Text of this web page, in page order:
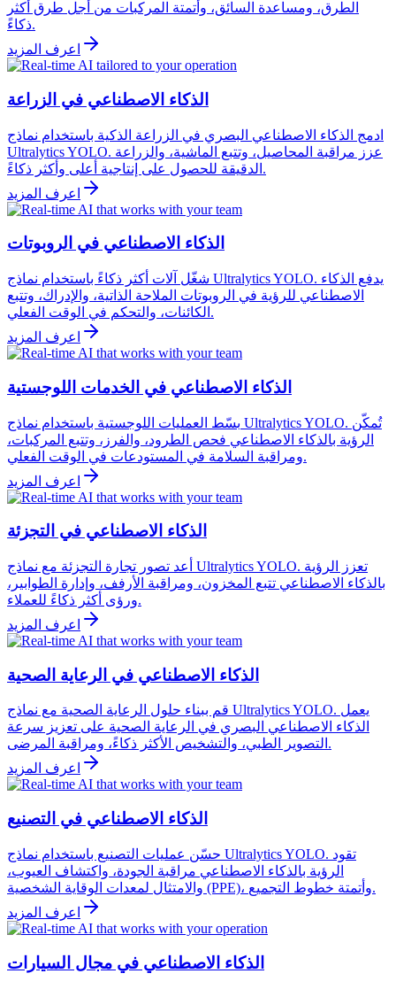
الطرق، ومساعدة السائق، وأتمتة المركبات من أجل طرق أكثر
ذكاءً.
اعرف المزيد
الذكاء الاصطناعي في الزراعة
ادمج الذكاء الاصطناعي البصري في الزراعة الذكية باستخدام نماذج
Ultralytics YOLO. عزز مراقبة المحاصيل، وتتبع الماشية، والزراعة
الدقيقة للحصول على إنتاجية أعلى وأكثر ذكاءً.
اعرف المزيد
الذكاء الاصطناعي في الروبوتات
شغّل آلات أكثر ذكاءً باستخدام نماذج Ultralytics YOLO. يدفع الذكاء
الاصطناعي للرؤية في الروبوتات الملاحة الذاتية، والإدراك، وتتبع
الكائنات، والتحكم في الوقت الفعلي.
اعرف المزيد
الذكاء الاصطناعي في الخدمات اللوجستية
بسّط العمليات اللوجستية باستخدام نماذج Ultralytics YOLO. تُمكّن
الرؤية بالذكاء الاصطناعي فحص الطرود، والفرز، وتتبع المركبات،
ومراقبة السلامة في المستودعات في الوقت الفعلي.
اعرف المزيد
الذكاء الاصطناعي في التجزئة
أعد تصور تجارة التجزئة مع نماذج Ultralytics YOLO. تعزز الرؤية
بالذكاء الاصطناعي تتبع المخزون، ومراقبة الأرفف، وإدارة الطوابير،
ورؤى أكثر ذكاءً للعملاء.
اعرف المزيد
الذكاء الاصطناعي في الرعاية الصحية
قم ببناء حلول الرعاية الصحية مع نماذج Ultralytics YOLO. يعمل
الذكاء الاصطناعي البصري في الرعاية الصحية على تعزيز سرعة
التصوير الطبي، والتشخيص الأكثر ذكاءً، ومراقبة المرضى.
اعرف المزيد
الذكاء الاصطناعي في التصنيع
حسّن عمليات التصنيع باستخدام نماذج Ultralytics YOLO. تقود
الرؤية بالذكاء الاصطناعي مراقبة الجودة، واكتشاف العيوب،
والامتثال لمعدات الوقاية الشخصية (PPE)، وأتمتة خطوط التجميع.
اعرف المزيد
الذكاء الاصطناعي في مجال السيارات